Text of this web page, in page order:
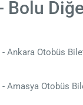
Bolu
- Ankara Otobüs
- Amasya Otobüs